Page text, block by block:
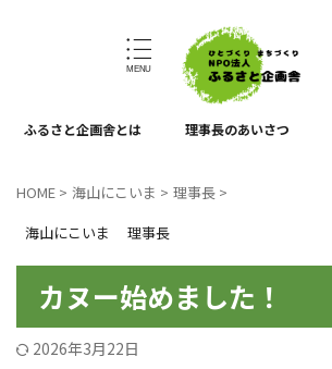
ふるさと企画舎とは 理事長のあいさつ
HOME > 海山にこいま > 理事長 >
海山にこいま
理事長
カヌー始めました！
2026年3月22日